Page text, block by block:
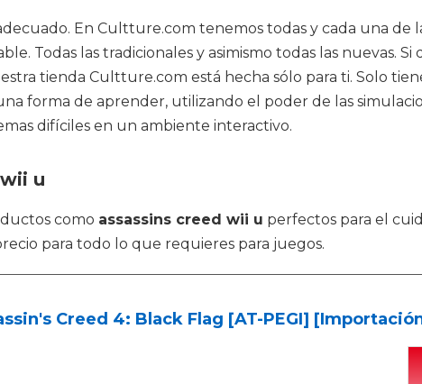
En Cultture.com tenemos todas y cada una de
Todas las tradicionales y asimismo todas las nuevas.
tienda Cultture.com está hecha sólo para ti. Solo
forma de aprender, utilizando el poder de las
difíciles en un ambiente interactivo.
u
como assassins creed wii u perfectos para el
para todo lo que requieres para juegos.
Creed 4: Black Flag [AT-PEGI]